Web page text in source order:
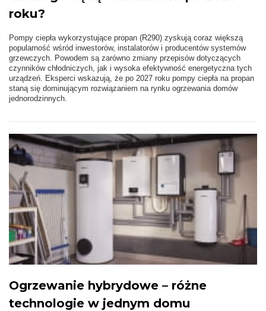
roku?
Pompy ciepła wykorzystujące propan (R290) zyskują coraz większą
popularność wśród inwestorów, instalatorów i producentów systemów
grzewczych. Powodem są zarówno zmiany przepisów dotyczących
czynników chłodniczych, jak i wysoka efektywność energetyczna tych
urządzeń. Eksperci wskazują, że po 2027 roku pompy ciepła na propan
staną się dominującym rozwiązaniem na rynku ogrzewania domów
jednorodzinnych.
Ogrzewanie hybrydowe – różne
technologie w jednym domu